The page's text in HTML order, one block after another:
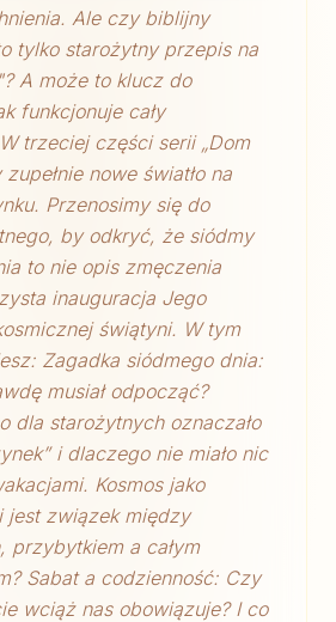
Ale czy biblijny
tylko starożytny przepis na
A może to klucz do
funkcjonuje cały
trzeciej części serii „Dom
nowe światło na
Przenosimy się do
by odkryć, że siódmy
to nie opis zmęczenia
inauguracja Jego
świątyni. W tym
Zagadka siódmego dnia:
musiał odpocząć?
dla starożytnych oznaczało
i dlaczego nie miało nic
Kosmos jako
jest związek między
przybytkiem a całym
Sabat a codzienność: Czy
wciąż nas obowiązuje? I co